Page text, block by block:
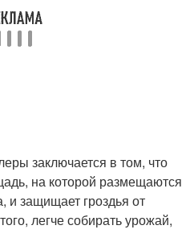
заключается в том, что
на которой размещаются
и защищает гроздья от
легче собирать урожай,